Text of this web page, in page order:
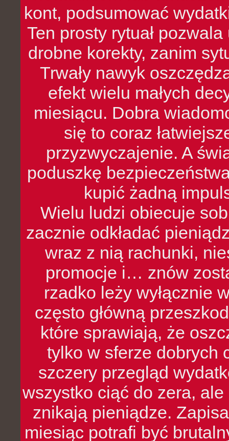
kont, podsumować
Ten prosty rytuał
drobne korekty, zanim
Trwały nawyk
efekt wielu małych
miesiącu. Dobra
się to coraz
przyzwyczajenie. A
poduszkę
kupić żadną
Wielu ludzi obiecuje
zacznie odkładać
wraz z nią rachunki,
promocje i… znów
rzadko leży wyłącznie
często główną
które sprawiają, że
tylko w sferze dobrych
szczery przegląd
wszystko ciąć do zera,
znikają pieniądze.
miesiąc potrafi być